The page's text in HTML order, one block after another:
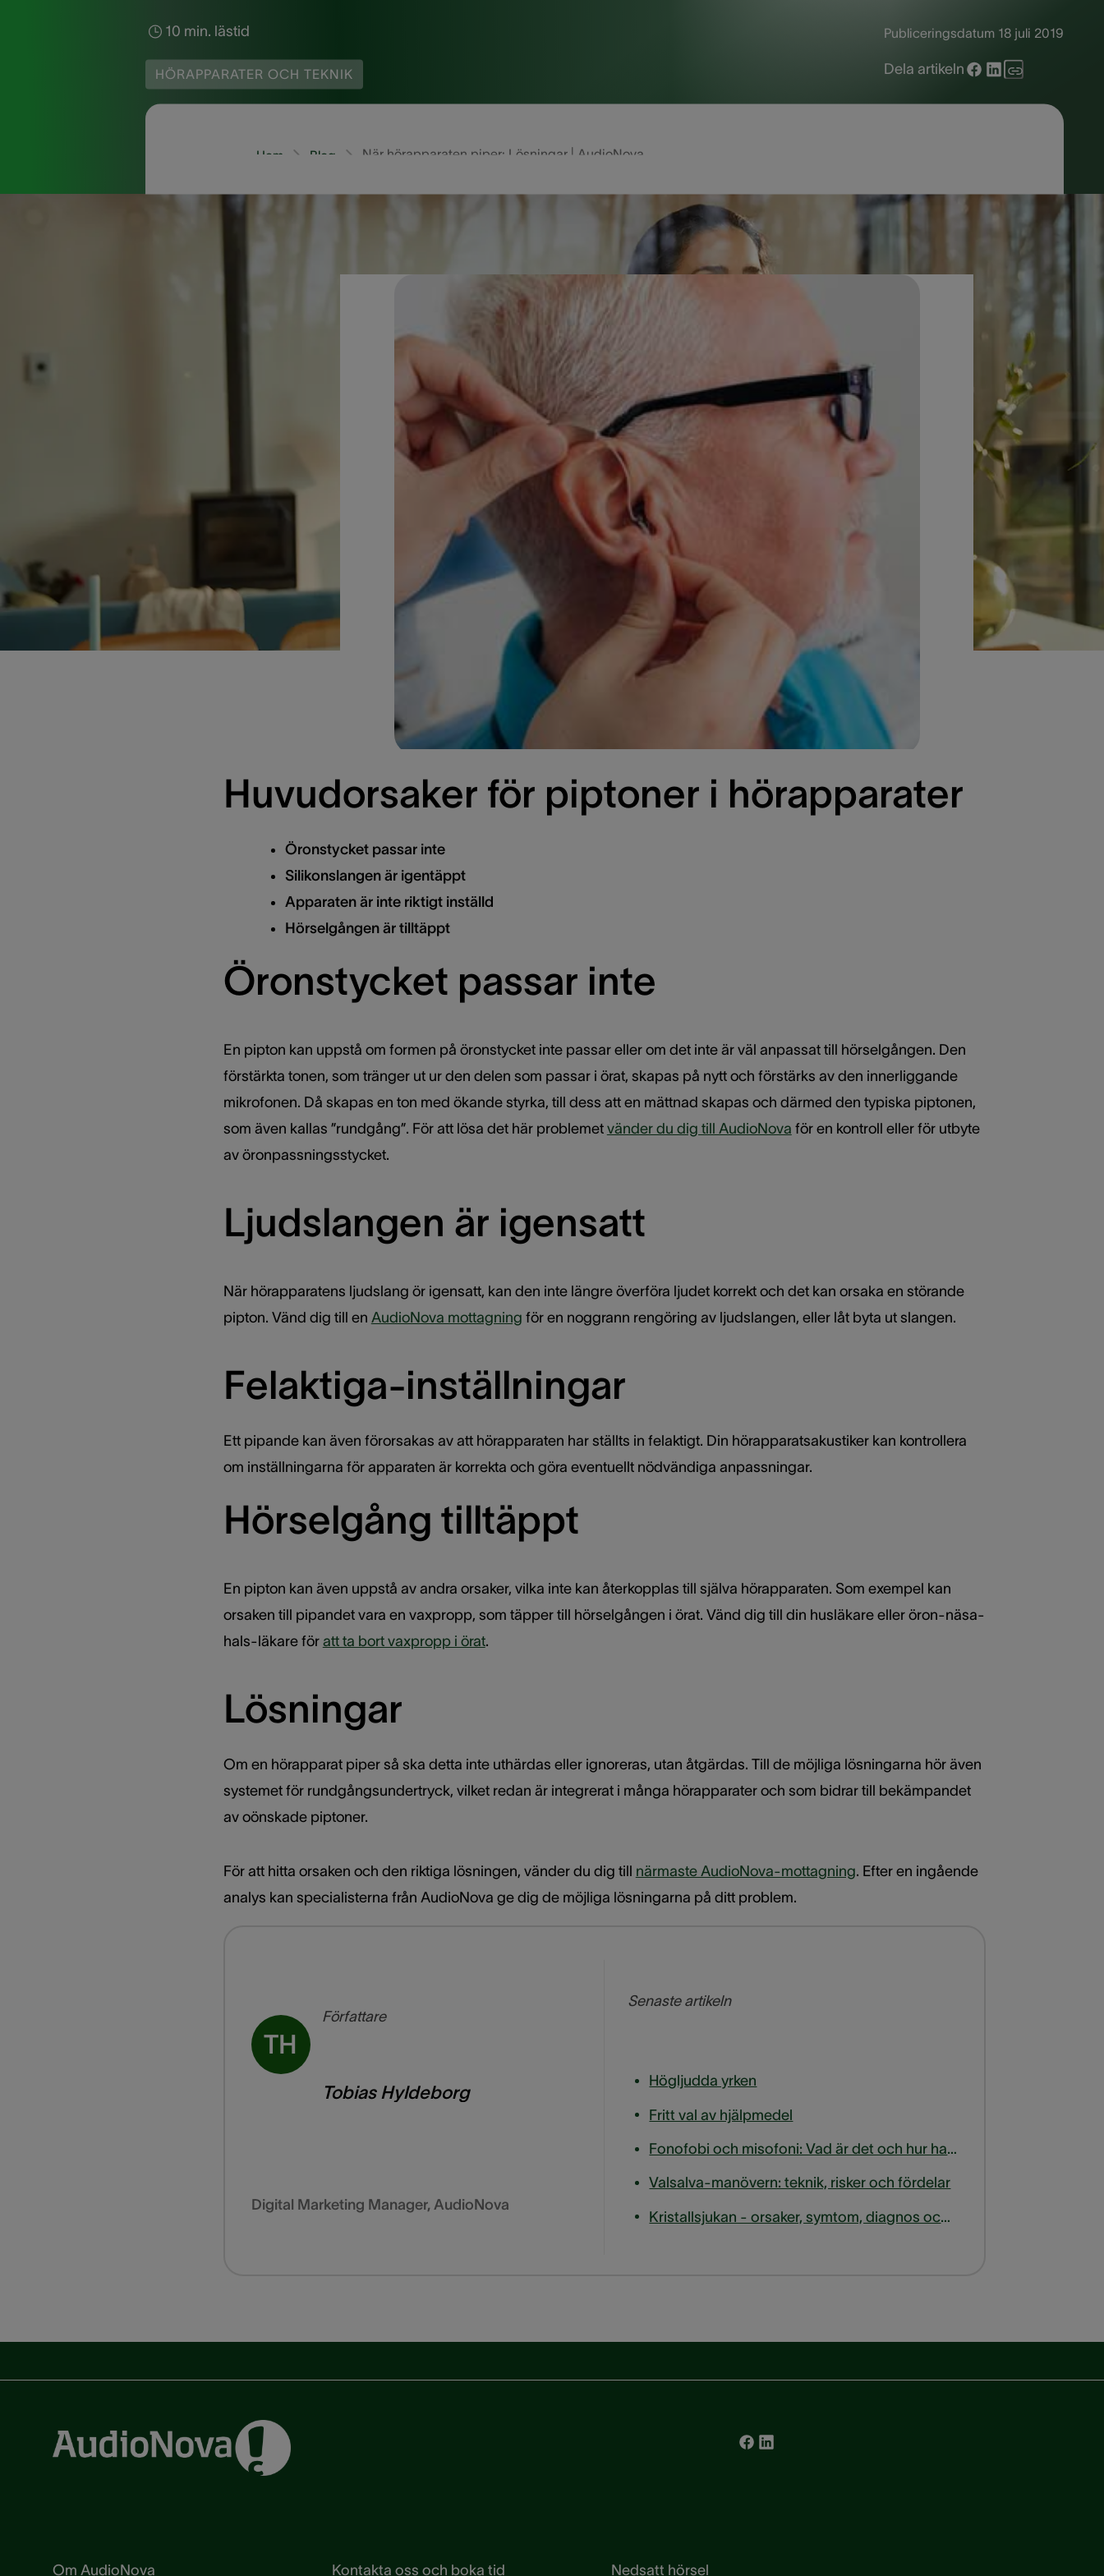
10 min. lästid
HÖRAPPARATER OCH TEKNIK
Publiceringsdatum 18 juli 2019
Dela artikeln
När hörapparaten piper: Lösningar | AudioNova
Blog
Hem
Skapar din hörapparat en störande pipton? AudioNova hjälper dig, att lösa det här problemet. I den här artikeln tar vi
reda på vilka som är de möjliga orsakerna till pipandet och hur du kan åtgärda det.
Huvudorsaker för piptoner i hörapparater
Öronstycket passar inte
Silikonslangen är igentäppt
Apparaten är inte riktigt inställd
Hörselgången är tilltäppt
Öronstycket passar inte
En pipton kan uppstå om formen på öronstycket inte passar eller om det inte är väl anpassat till hörselgången. Den
förstärkta tonen, som tränger ut ur den delen som passar i örat, skapas på nytt och förstärks av den innerliggande
mikrofonen. Då skapas en ton med ökande styrka, till dess att en mättnad skapas och därmed den typiska piptonen,
som även kallas ”rundgång”. För att lösa det här problemet vänder du dig till AudioNova för en kontroll eller för utbyte
av öronpassningsstycket.
Ljudslangen är igensatt
När hörapparatens ljudslang ör igensatt, kan den inte längre överföra ljudet korrekt och det kan orsaka en störande
pipton. Vänd dig till en AudioNova mottagning för en noggrann rengöring av ljudslangen, eller låt byta ut slangen.
Felaktiga-inställningar
Ett pipande kan även förorsakas av att hörapparaten har ställts in felaktigt. Din hörapparatsakustiker kan kontrollera
om inställningarna för apparaten är korrekta och göra eventuellt nödvändiga anpassningar.
Hörselgång tilltäppt
En pipton kan även uppstå av andra orsaker, vilka inte kan återkopplas till själva hörapparaten. Som exempel kan
orsaken till pipandet vara en vaxpropp, som täpper till hörselgången i örat. Vänd dig till din husläkare eller öron-näsa-
hals-läkare för att ta bort vaxpropp i örat.
Lösningar
Om en hörapparat piper så ska detta inte uthärdas eller ignoreras, utan åtgärdas. Till de möjliga lösningarna hör även
systemet för rundgångsundertryck, vilket redan är integrerat i många hörapparater och som bidrar till bekämpandet
av oönskade piptoner.
För att hitta orsaken och den riktiga lösningen, vänder du dig till närmaste AudioNova-mottagning. Efter en ingående
analys kan specialisterna från AudioNova ge dig de möjliga lösningarna på ditt problem.
TH
Författare
Tobias Hyldeborg
Digital Marketing Manager, AudioNova
Senaste artikeln
Högljudda yrken
Fritt val av hjälpmedel
Fonofobi och misofoni: Vad är det och hur hanterar man det?
Valsalva-manövern: teknik, risker och fördelar
Kristallsjukan - orsaker, symtom, diagnos och behandling
Om AudioNova Kontakta oss och boka tid Nedsatt hörsel